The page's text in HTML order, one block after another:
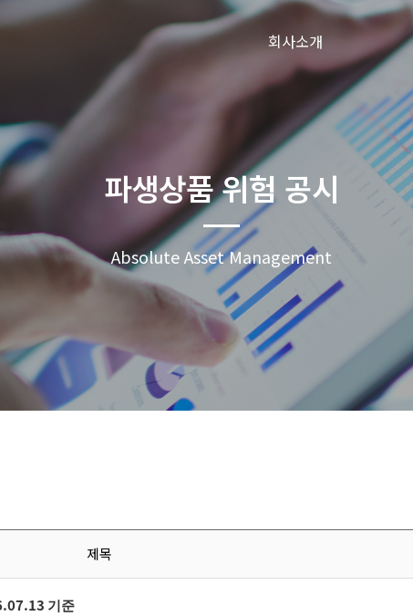
회사소개
파생상품 위험 공시
Absolute Asset Management
제목
기준